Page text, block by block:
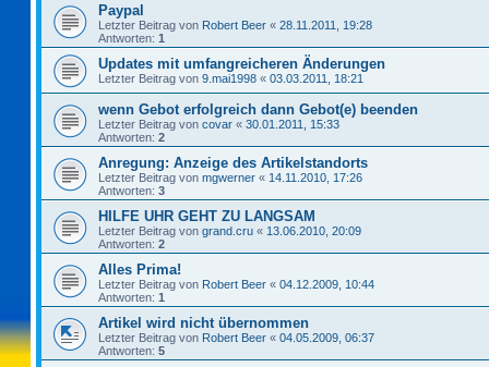
Paypal
Letzter Beitrag von Robert Beer « 28.11.2011, 19:28
Antworten: 1
Updates mit umfangreicheren Änderungen
Letzter Beitrag von 9.mai1998 « 03.03.2011, 18:21
wenn Gebot erfolgreich dann Gebot(e) beenden
Letzter Beitrag von covar « 30.01.2011, 15:33
Antworten: 2
Anregung: Anzeige des Artikelstandorts
Letzter Beitrag von mgwerner « 14.11.2010, 17:26
Antworten: 3
HILFE UHR GEHT ZU LANGSAM
Letzter Beitrag von grand.cru « 13.06.2010, 20:09
Antworten: 2
Alles Prima!
Letzter Beitrag von Robert Beer « 04.12.2009, 10:44
Antworten: 1
Artikel wird nicht übernommen
Letzter Beitrag von Robert Beer « 04.05.2009, 06:37
Antworten: 5